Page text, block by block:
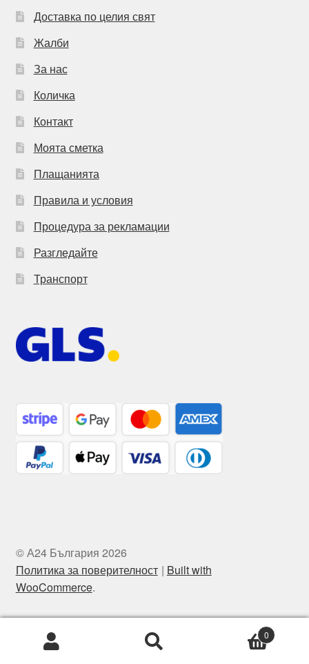
Доставка по целия свят
Жалби
За нас
Количка
Контакт
Моята сметка
Плащанията
Правила и условия
Процедура за рекламации
Разгледайте
Транспорт
© А24 България 2026
Политика за поверителност
Built with
WooCommerce.
Търсене
Търсене
0